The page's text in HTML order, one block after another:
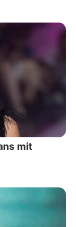
mit